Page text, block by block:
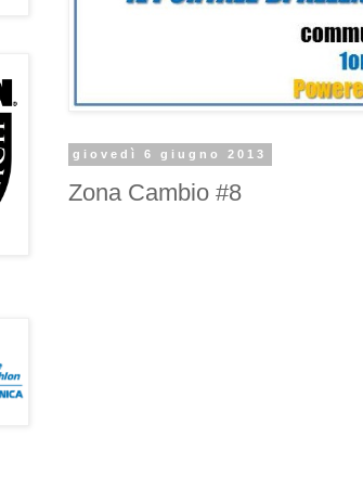
giovedì 6 giugno 2013
Zona Cambio #8